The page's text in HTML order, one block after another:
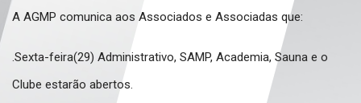
A AGMP comunica aos Associados e Associadas que:
.Sexta-feira(29) Administrativo, SAMP, Academia, Sauna e o
Clube estarão abertos.